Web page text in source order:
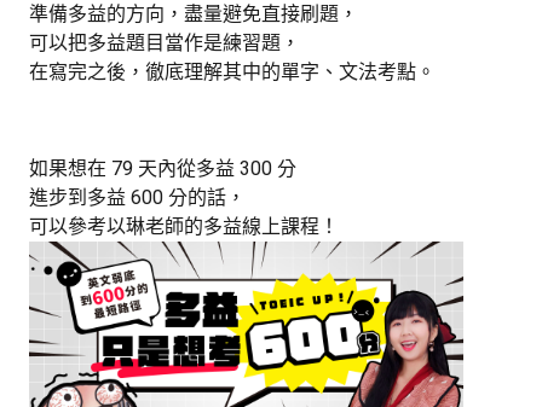
準備多益的方向，盡量避免直接刷題，
可以把多益題目當作是練習題，
在寫完之後，徹底理解其中的單字、文法考點。
如果想在 79 天內從多益 300 分
進步到多益 600 分的話，
可以參考以琳老師的多益線上課程！